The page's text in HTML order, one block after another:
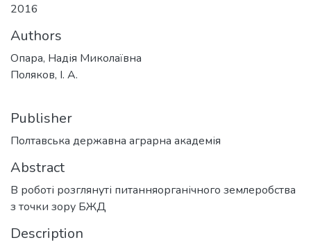
2016
Authors
Опара, Надія Миколаївна
Поляков, І. А.
Publisher
Полтавська державна аграрна академія
Abstract
В роботі розглянуті питанняорганічного землеробства
з точки зору БЖД
Description